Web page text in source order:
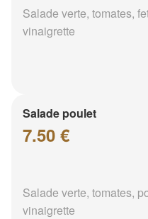
Salade verte, tomates,
vinaigrette
Salade poulet
7.50 €
Salade verte, tomates,
vinaigrette